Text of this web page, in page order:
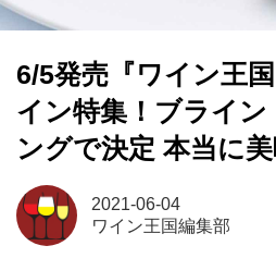
6/5発売『ワイン王
イン特集！ブライン
ングで決定 本当に
2021-06-04
ワイン王国編集部